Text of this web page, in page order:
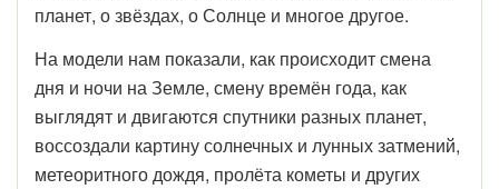
планет, о звёздах, о Солнце и многое другое.
На модели нам показали, как происходит смена
дня и ночи на Земле, смену времён года, как
выглядят и двигаются спутники разных планет,
воссоздали картину солнечных и лунных затмений,
метеоритного дождя, пролёта кометы и других